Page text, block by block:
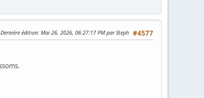
#4577
Dernière édition: Mai 26, 2026, 06:27:17 PM par Steph